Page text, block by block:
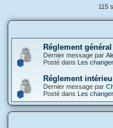
115
Réglement
Dernier message par
Posté dans Les
Réglement
Dernier message par
Posté dans Les